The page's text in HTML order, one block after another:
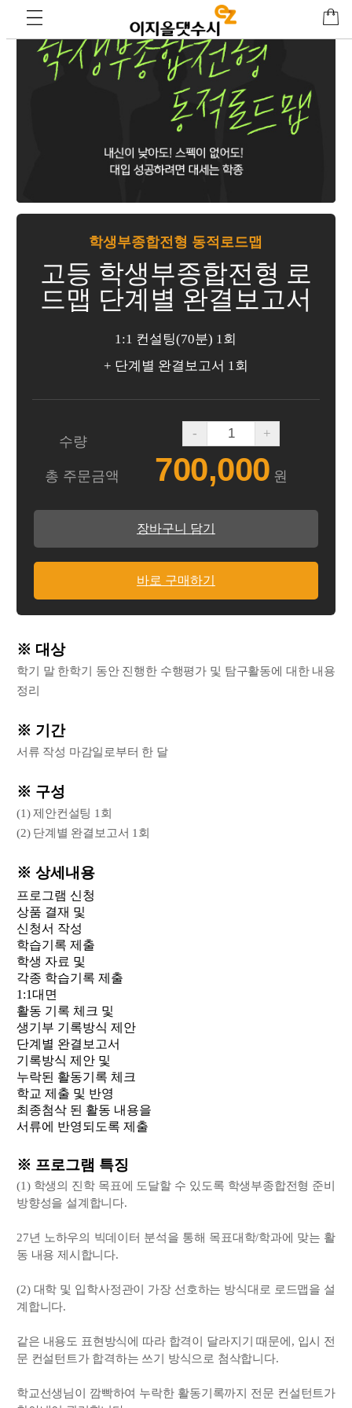
학생부종합전형 동적로드맵
고등 학생부종합전형 로
드맵 단계별 완결보고서
1:1 컨설팅(70분) 1회
+ 단계별 완결보고서 1회
수량
- +
총 주문금액 700,000 원
장바구니 담기
바로 구매하기
※ 대상
학기 말 한학기 동안 진행한 수행평가 및 탐구활동에 대한 내용
정리
※ 기간
서류 작성 마감일로부터 한 달
※ 구성
(1) 제안컨설팅 1회
(2) 단계별 완결보고서 1회
※ 상세내용
프로그램 신청
상품 결재 및
신청서 작성
학습기록 제출
학생 자료 및
각종 학습기록 제출
1:1대면
활동 기록 체크 및
생기부 기록방식 제안
단계별 완결보고서
기록방식 제안 및
누락된 활동기록 체크
학교 제출 및 반영
최종첨삭 된 활동 내용을
서류에 반영되도록 제출
※ 프로그램 특징
(1) 학생의 진학 목표에 도달할 수 있도록 학생부종합전형 준비
방향성을 설계합니다.
27년 노하우의 빅데이터 분석을 통해 목표대학/학과에 맞는 활
동 내용 제시합니다.
(2) 대학 및 입학사정관이 가장 선호하는 방식대로 로드맵을 설
계합니다.
같은 내용도 표현방식에 따라 합격이 달라지기 때문에, 입시 전
문 컨설턴트가 합격하는 쓰기 방식으로 첨삭합니다.
학교선생님이 깜빡하여 누락한 활동기록까지 전문 컨설턴트가